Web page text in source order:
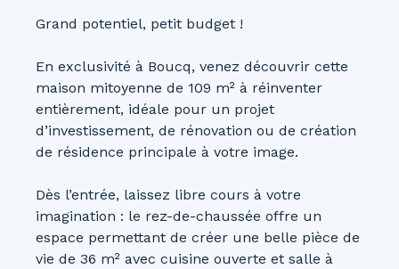
Grand potentiel, petit budget !
En exclusivité à Boucq, venez découvrir cette
maison mitoyenne de 109 m² à réinventer
entièrement, idéale pour un projet
d’investissement, de rénovation ou de création
de résidence principale à votre image.
Dès l’entrée, laissez libre cours à votre
imagination : le rez-de-chaussée offre un
espace permettant de créer une belle pièce de
vie de 36 m² avec cuisine ouverte et salle à